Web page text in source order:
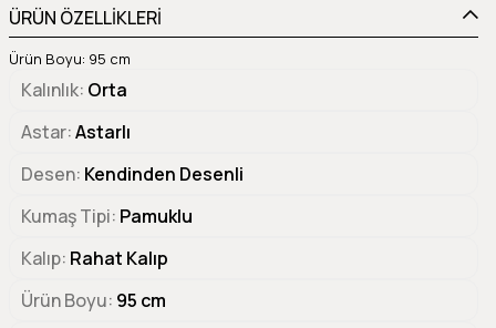
ÜRÜN ÖZELLİKLERİ
Ürün Boyu: 95 cm
Kalınlık Orta
Astar Astarlı
Desen Kendinden Desenli
Kumaş Tipi Pamuklu
Kalıp Rahat Kalıp
Ürün Boyu 95 cm